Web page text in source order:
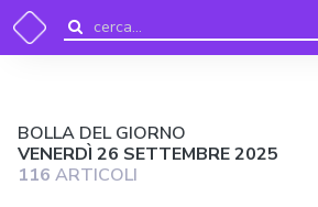
BOLLA DEL GIORNO
VENERDÌ 26 SETTEMBRE 2025
116 ARTICOLI